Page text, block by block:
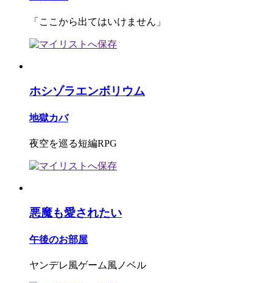
「ここから出てはいけません」
ホシゾラエンボリウム
地獄カバ
夜空を巡る短編RPG
悪魔も愛されたい
午後のお部屋
ヤンデレ風ゲーム風ノベル